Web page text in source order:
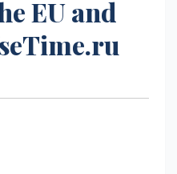
EU and